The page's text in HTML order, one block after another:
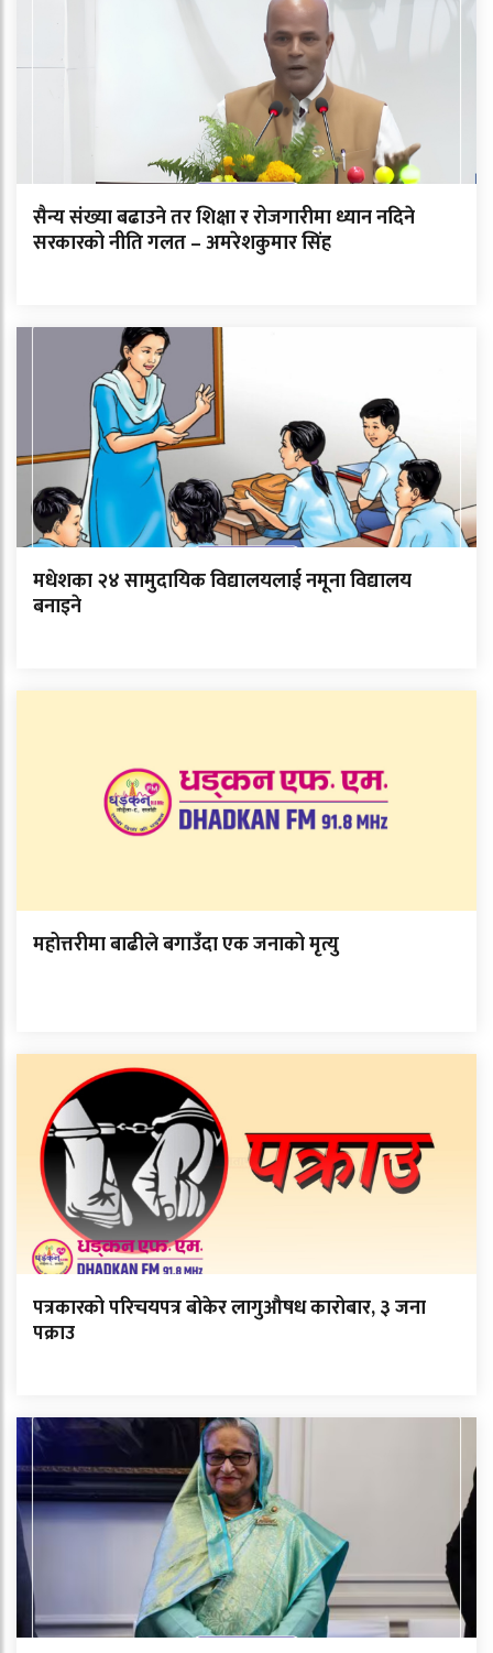
सैन्य संख्या बढाउने तर शिक्षा र रोजगारीमा ध्यान नदिने
सरकारको नीति गलत – अमरेशकुमार सिंह
मधेशका २४ सामुदायिक विद्यालयलाई नमूना विद्यालय
बनाइने
महोत्तरीमा बाढीले बगाउँदा एक जनाको मृत्यु
पत्रकारको परिचयपत्र बोकेर लागुऔषध कारोबार, ३ जना
पक्राउ